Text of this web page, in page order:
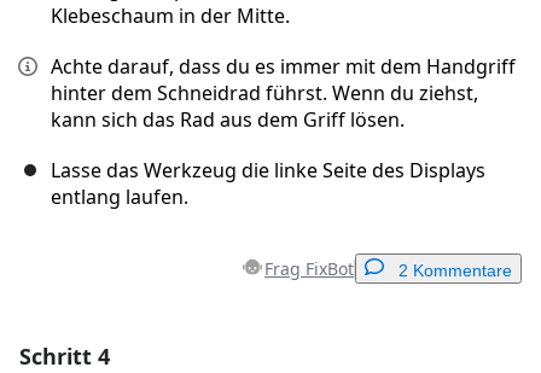
Klebeschaum in der Mitte.
Achte darauf, dass du es immer mit dem Handgriff
hinter dem Schneidrad führst. Wenn du ziehst,
kann sich das Rad aus dem Griff lösen.
Lasse das Werkzeug die linke Seite des Displays
entlang laufen.
Frag FixBot 2 Kommentare
Schritt 4